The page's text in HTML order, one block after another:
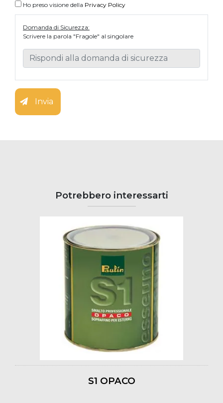
Ho preso visione della Privacy Policy
Domanda di Sicurezza:
Scrivere la parola "Fragole" al singolare
Invia
Potrebbero interessarti
S1 OPACO